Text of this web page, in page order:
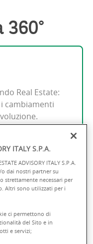
Real Estate:
cambiamenti
ITALY S.P.A.
ADVISORY ITALY S.P.A.
dai nostri partner su
strettamente necessari per
Altri sono utilizzati per i
ci permettono di
del Sito e in
e servizi;